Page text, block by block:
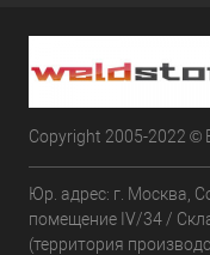
Copyright 2005-2022 ©
Юр. адрес: г. Москва,
помещение IV/34 /
(территория